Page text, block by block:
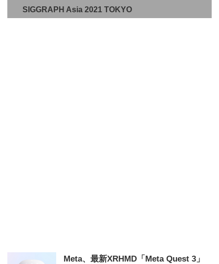
SIGGRAPH Asia 2021 TOKYO
Meta、最新XRHMD「Meta Quest 3」